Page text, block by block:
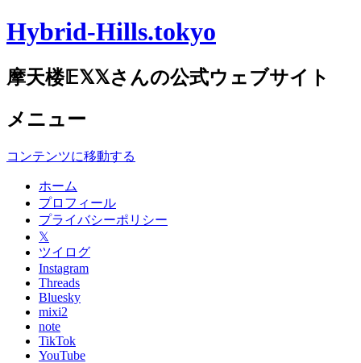
Hybrid-Hills.tokyo
摩天楼𝔼𝕏𝕏さんの公式ウェブサイト
メニュー
コンテンツに移動する
ホーム
プロフィール
プライバシーポリシー
𝕏
ツイログ
Instagram
Threads
Bluesky
mixi2
note
TikTok
YouTube